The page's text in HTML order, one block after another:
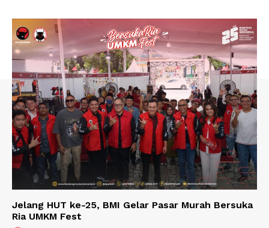
Jelang HUT ke-25, BMI Gelar Pasar Murah Bersuka
Ria UMKM Fest